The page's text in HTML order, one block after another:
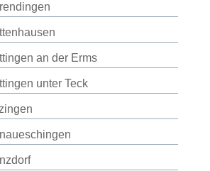
an der Erms
unter Teck